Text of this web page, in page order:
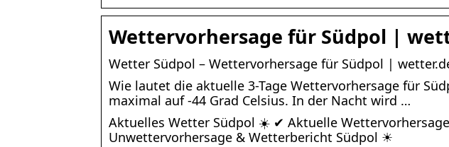
Wettervorhersage für Südpol |
Wetter Südpol – Wettervorhersage für Südpol |
Wie lautet die aktuelle 3-Tage Wettervorhersage für
maximal auf -44 Grad Celsius. In der Nacht wird …
Aktuelles Wetter Südpol ☀️ ✔ Aktuelle
Unwettervorhersage & Wetterbericht Südpol ☀